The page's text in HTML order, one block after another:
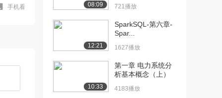
手机看
[8] 持续改善与精益求精
[9] 持续改善与精益求精
12:36
08:09 721播放
12:21
SparkSQL-第六章-
Spar...
1627播放
10:33
第一章 电力系统分
析基本概念（上）
4183播放